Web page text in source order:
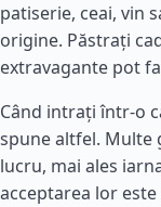
patiserie, ceai, vin
origine. Păstrați
extravagante pot
Când intrați într-o
spune altfel. Multe
lucru, mai ales
acceptarea lor